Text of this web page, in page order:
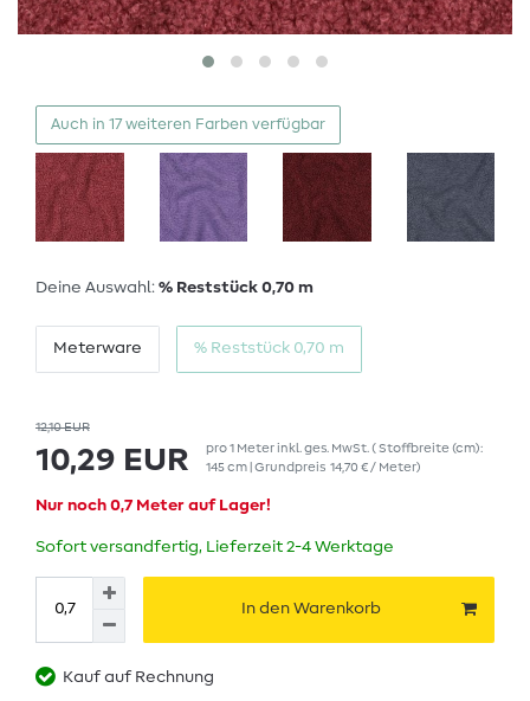
Auch in 17 weiteren Farben verfügbar
Deine Auswahl: % Reststück 0,70 m
Meterware % Reststück 0,70 m
12,10 EUR
10,29 EUR pro1 Meterinkl. ges. MwSt. ( Stoffbreite (cm):
145 cm | Grundpreis 14,70 € / Meter)
Nur noch 0,7 Meter auf Lager!
Sofort versandfertig, Lieferzeit 2-4 Werktage
In den Warenkorb
Kauf auf Rechnung